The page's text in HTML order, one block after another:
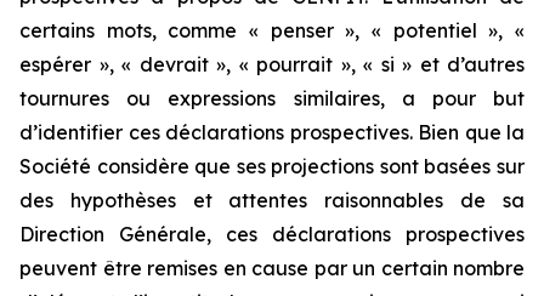
certains mots, comme « penser », « potentiel », «
espérer », « devrait », « pourrait », « si » et d’autres
tournures ou expressions similaires, a pour but
d’identifier ces déclarations prospectives. Bien que la
Société considère que ses projections sont basées sur
des hypothèses et attentes raisonnables de sa
Direction Générale, ces déclarations prospectives
peuvent être remises en cause par un certain nombre